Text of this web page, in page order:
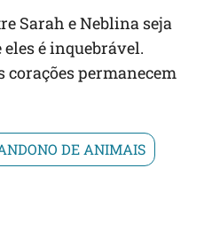
Sarah e Neblina seja
é inquebrável.
corações permanecem
DE ANIMAIS